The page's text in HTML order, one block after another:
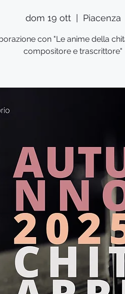
dom 19 ott
  |
Piacenza
con "Le anime della
compositore e trascrittore"